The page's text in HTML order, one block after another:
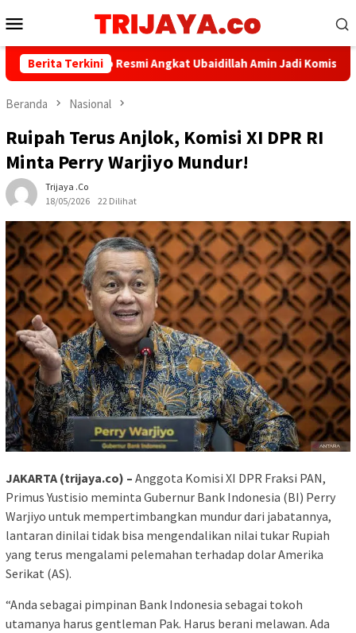
ke
Mobile
Berita Terkini
Pelindo Resmi Angkat Ubaidillah Amin Jadi Komisaris Baru
Beranda Nasional
Ruipah Terus Anjlok, Komisi XI DPR RI
Minta Perry Warjiyo Mundur!
Trijaya .co
18/05/2026
22 Dilihat
JAKARTA (trijaya.co) – Anggota Komisi XI DPR Fraksi PAN,
Primus Yustisio meminta Gubernur Bank Indonesia (BI) Perry
Warjiyo untuk mempertimbangkan mundur dari jabatannya,
lantaran dinilai tidak bisa mengendalikan nilai tukar Rupiah
yang terus mengalami pelemahan terhadap dolar Amerika
Serikat (AS).
“Anda sebagai pimpinan Bank Indonesia sebagai tokoh
utamanya harus gentleman Pak. Harus berani melawan. Ada